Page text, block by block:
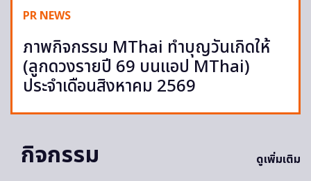
PR NEWS
ภาพกิจกรรม MThai ทำบุญวันเกิดให้
(ลูกดวงรายปี 69 บนแอป MThai)
ประจำเดือนสิงหาคม 2569
กิจกรรม ดูเพิ่มเติม